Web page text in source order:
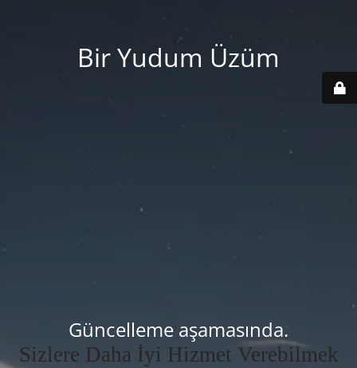
Bir Yudum Üzüm
Güncelleme aşamasında.
Sizlere Daha İyi Hizmet Verebilmek